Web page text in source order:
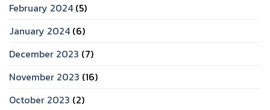
February 2024 (5)
January 2024 (6)
December 2023 (7)
November 2023 (16)
October 2023 (2)